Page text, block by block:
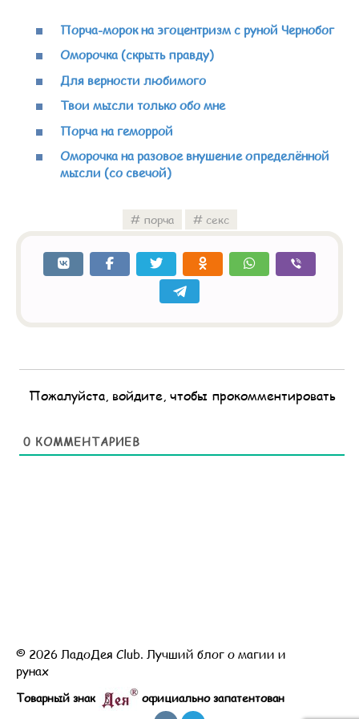
Порча-морок на эгоцентризм с руной Чернобог
Оморочка (скрыть правду)
Для верности любимого
Твои мысли только обо мне
Порча на геморрой
Оморочка на разовое внушение определённой
мысли (со свечой)
порча секс
Пожалуйста, войдите, чтобы прокомментировать
0 КОММЕНТАРИЕВ
© 2026 ЛадоДея Club. Лучший блог о магии и
рунах
Товарный знак официально запатентован